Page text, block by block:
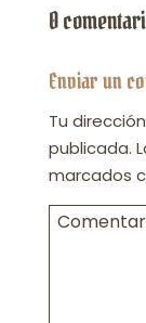
0
Enviar un
Tu
publicada.
marcados